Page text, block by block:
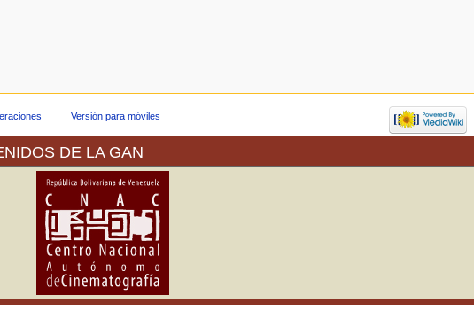
Versión para móviles
DE LA GAN
de Arte (VEREDA) ofrece sus
de Propiedad Intelectual (SAPI) en
de la colección del museo como de las
del cual Venezuela es signataria desde